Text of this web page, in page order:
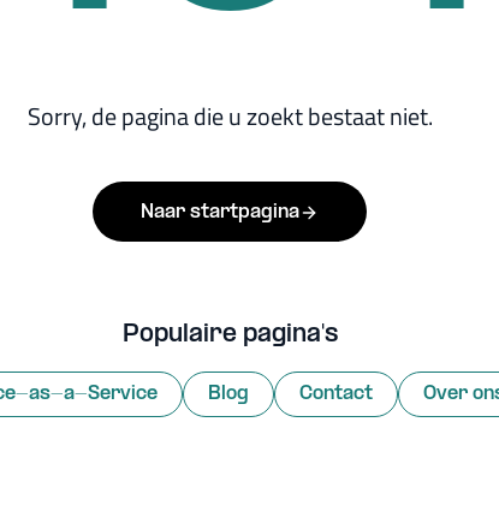
Sorry, de pagina die u zoekt bestaat niet.
Naar startpagina
Populaire pagina's
as-a-Service Blog Contact Over